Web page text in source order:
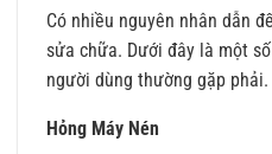
Có nhiều nguyên nhân dẫn
sửa chữa. Dưới đây là một
người dùng thường gặp phải.
Hỏng Máy Nén